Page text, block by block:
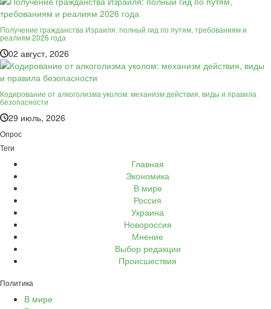
Получение гражданства Израиля: полный гид по путям, требованиям и
реалиям 2026 года
02 август, 2026
Кодирование от алкоголизма уколом: механизм действия, виды и правила
безопасности
29 июль, 2026
Опрос
Теги
Главная
Экономика
В мире
Россия
Украина
Новороссия
Мнение
Выбор редакции
Происшествия
Политика
В мире